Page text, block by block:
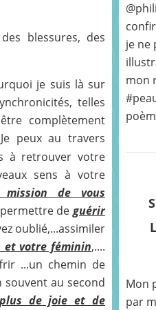
blessures, des
je suis là sur
telles
complètement
peux au travers
à retrouver votre
sens à votre
mission de vous
permettre deguérir
oublié,...assimiler
et votre féminin,....
...un chemin de
au second
de joie et de
je ne
mon
Mon
par